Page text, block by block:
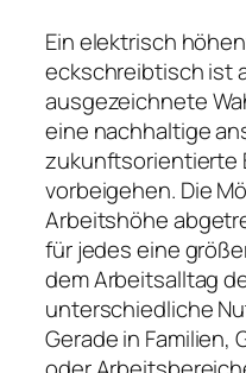
Ein elektrisch
eckschreibtisch ist
ausgezeichnete
eine nachhaltige
zukunftsorientierte
vorbeigehen. Die
Arbeitshöhe
für jedes eine
dem Arbeitsalltag
unterschiedliche
Gerade in